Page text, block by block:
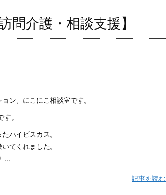
問介護・相談支援】
ン、にこにこ相談室です。
。
ハイビスカス。
てくれました。
...
記事を読む